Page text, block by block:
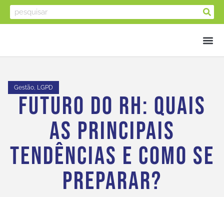
Gestão, LGPD
Futuro Do RH: Quais
As Principais
Tendências E Como Se
Preparar?